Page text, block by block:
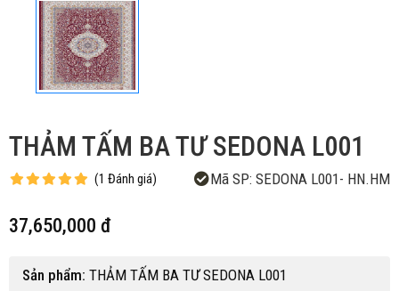
THẢM TẤM BA TƯ SEDONA L001
(1 Đánh giá) Mã SP: SEDONA L001- HN.HM
37,650,000 đ
Sản phẩm: THẢM TẤM BA TƯ SEDONA L001